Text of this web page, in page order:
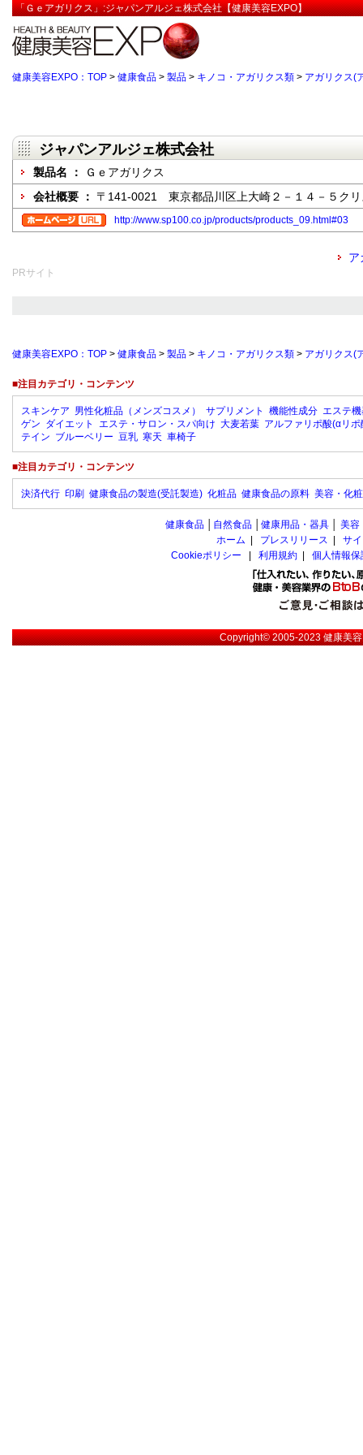
「Ｇｅアガリクス」:ジャパンアルジェ株式会社【健康美容EXPO】
健康美容EXPO：TOP > 健康食品 > 製品 > キノコ・アガリクス類 > アガリクス(
ジャパンアルジェ株式会社
製品名 ：
Ｇｅアガリクス
会社概要 ： 〒141-0021 東京都品川区上大崎２－１４－５ク
http://www.sp100.co.jp/products/products_09.html#03
ア
PRサイト
健康美容EXPO：TOP > 健康食品 > 製品 > キノコ・アガリクス類 > アガリクス(
■注目カテゴリ・コンテンツ
スキンケア 男性化粧品（メンズコスメ） サプリメント 機能性成分 エステ
ゲン ダイエット エステ・サロン・スパ向け 大麦若葉 アルファリポ酸(αリポ
テイン ブルーベリー 豆乳 寒天 車椅子
■注目カテゴリ・コンテンツ
決済代行 印刷 健康食品の製造(受託製造) 化粧品 健康食品の原料 美容・化
健康食品 自然食品 健康用品・器具 美容
ホーム
プレスリリース
サ
Cookieポリシー
利用規約 個人情報
Copyright© 2005-2023健康美